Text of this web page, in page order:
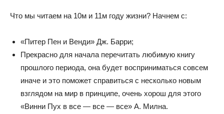
Что мы читаем на 10м и 11м году жизни? Начнем с:
«Питер Пен и Венди» Дж. Барри;
Прекрасно для начала перечитать любимую книгу
прошлого периода, она будет восприниматься совсем
иначе и это поможет справиться с несколько новым
взглядом на мир в принципе, очень хорош для этого
«Винни Пух в все — все — все» А. Милна.